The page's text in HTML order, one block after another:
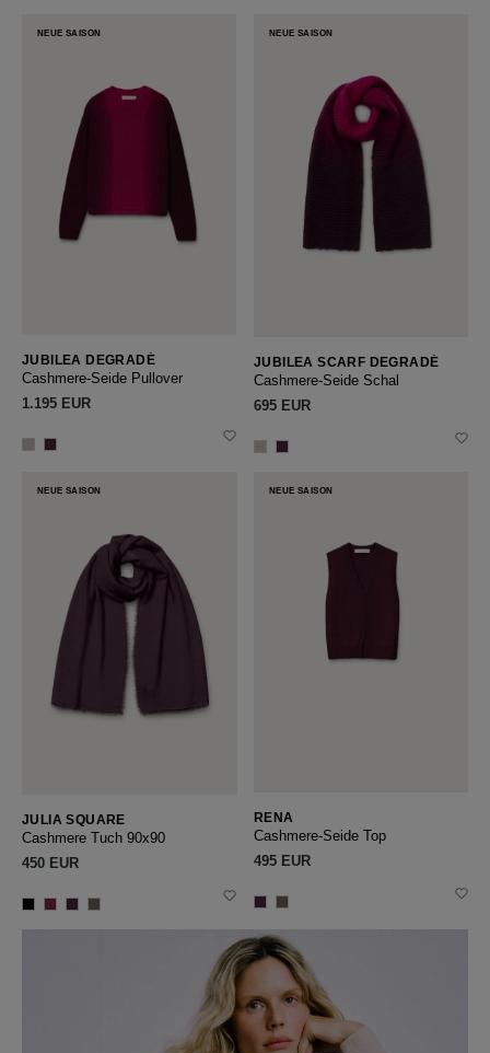
NEUE SAISON
JUBILEA DEGRADÉ
Cashmere-Seide Pullover
1.195 EUR
NEUE SAISON
JUBILEA SCARF DEGRADÉ
Cashmere-Seide Schal
695 EUR
NEUE SAISON
JULIA SQUARE
Cashmere Tuch 90x90
450 EUR
NEUE SAISON
RENA
Cashmere-Seide Top
495 EUR